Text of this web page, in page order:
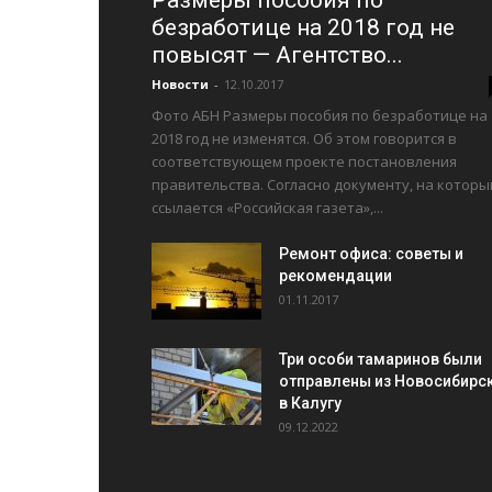
безработице на 2018 год не
повысят — Агентство...
Новости - 12.10.2017
Фото АБН Размеры пособия по безработице на
2018 год не изменятся. Об этом говорится в
соответствующем проекте постановления
правительства. Согласно документу, на
ссылается «Российская газета»,...
Ремонт офиса: советы и
рекомендации
01.11.2017
Три особи тамаринов были
отправлены из
в Калугу
09.12.2022